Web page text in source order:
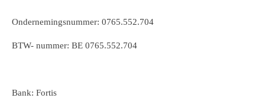
Ondernemingsnummer: 0765.552.704
BTW- nummer: BE 0765.552.704
Bank: Fortis